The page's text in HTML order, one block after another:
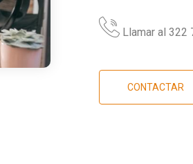
Llamar al 322
CONTACTAR